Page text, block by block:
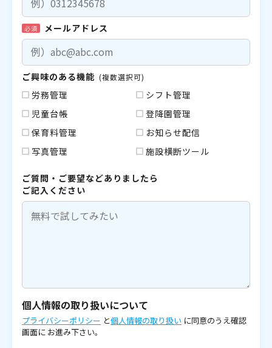
必須 メールアドレス
ご興味のある機能 (複数選択可)
労務管理
シフト管理
児童台帳
登降園管理
保育料管理
お知らせ配信
写真管理
施設横断ツール
ご質問・ご要望などありましたら
ご記入ください
個人情報の取り扱いについて
プライバシーポリシー と個人情報の取り扱い に同意のうえ確認
画面に お進み下さい。